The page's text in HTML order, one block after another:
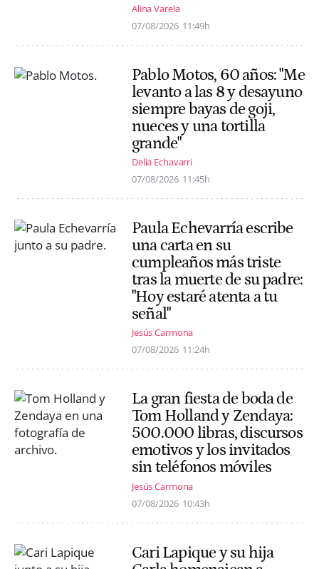
Alina Varela
07/08/2026 11:49h
Pablo Motos, 60 años: "Me
levanto a las 8 y desayuno
siempre bayas de goji,
nueces y una tortilla
grande"
Delia Echavarri
07/08/2026 11:45h
Paula Echevarría escribe
una carta en su
cumpleaños más triste
tras la muerte de su padre:
"Hoy estaré atenta a tu
señal"
Jesús Carmona
07/08/2026 11:24h
La gran fiesta de boda de
Tom Holland y Zendaya:
500.000 libras, discursos
emotivos y los invitados
sin teléfonos móviles
Jesús Carmona
07/08/2026 10:43h
Cari Lapique y su hija